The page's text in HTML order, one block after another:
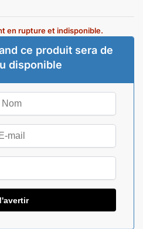
en rupture et indisponible.
ce produit sera de
disponible